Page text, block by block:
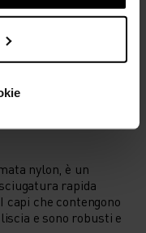
nylon, è un
rapida
capi che contengono
e sono robusti e